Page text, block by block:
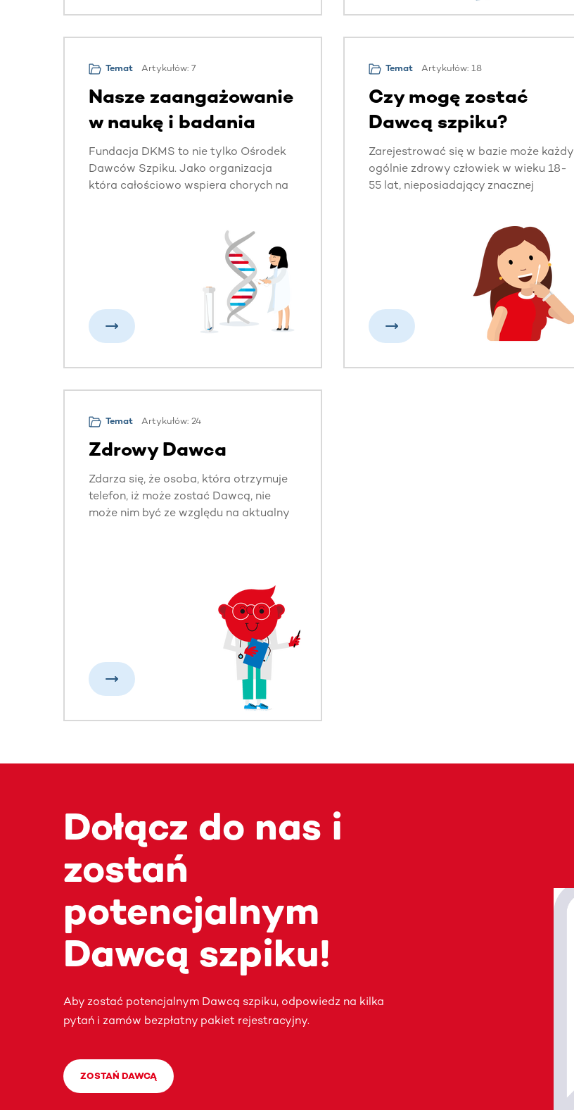
Temat Artykułów: 7
Nasze zaangażowanie
w naukę i badania
Fundacja DKMS to nie tylko Ośrodek
Dawców Szpiku. Jako organizacja
która całościowo wspiera chorych na
naukowe w obszarze hematoonkologii.
Temat Artykułów: 18
Czy mogę zostać
Dawcą szpiku?
Zarejestrować się w bazie może każdy
ogólnie zdrowy człowiek w wieku 18-
55 lat, nieposiadający znacznej
można zostać do 61. roku życia.
Zamów pakiet rejestracyjny, wypełnij
formularz, pobierz wymaz z
wewnętrznej strony policzka i odeślij
całość do nas. Z przesłanej próbki
wykonywana jest typizacja
antygenów zgodności tkankowej.
wprowadzane są do bazy Dawców.
Temat Artykułów: 24
Zdrowy Dawca
Zdarza się, że osoba, która otrzymuje
telefon, iż może zostać Dawcą, nie
może nim być ze względu na aktualny
nowotwór krwi, gdy będzie tego
Dołącz do nas i
zostań
potencjalnym
Dawcą szpiku!
Aby zostać potencjalnym Dawcą szpiku, odpowiedz na kilka
pytań i zamów bezpłatny pakiet rejestracyjny.
ZOSTAŃ DAWCĄ